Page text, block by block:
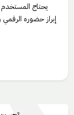
يحتاج
إبراز حضوره